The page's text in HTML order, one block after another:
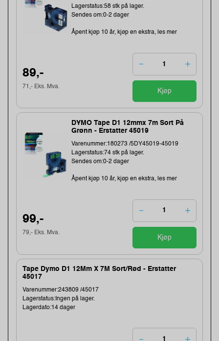
Lagerstatus:58 stk på lager.
Sendes om:0-2 dager
Åpent kjøp 10 år, kjøp en ekstra, les mer
89,-
71,- Eks. Mva.
Kjøp
DYMO Tape D1 12mmx 7m Sort På
Grønn - Erstatter 45019
Varenummer:180273 /5DY45019-45019
Lagerstatus:74 stk på lager.
Sendes om:0-2 dager
Åpent kjøp 10 år, kjøp en ekstra, les mer
99,-
79,- Eks. Mva.
Kjøp
Tape Dymo D1 12Mm X 7M Sort/Rød - Erstatter
45017
Varenummer:243809 /45017
Lagerstatus:Ingen på lager.
Lagerdato:14 dager